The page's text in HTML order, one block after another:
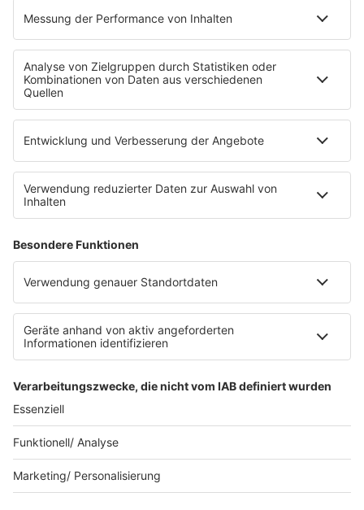
Kontakt
Newsletter
Empfang
sunshine live App
werben bei SUNSHINE LIVE
SERVICE
Datenschutz
Datenschutzerklärung zur sunshine live App
Impressum
Teilnahmebedingungen
AGB
SUNSHINE LIVE 24/7 ELECTRONIC
© sunshine live / realisiert auf Basis von resc.web, dem CMS von resc.